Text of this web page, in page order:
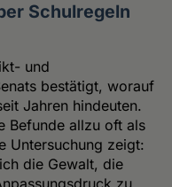
Schulregeln
und
bestätigt, worauf
Jahren hindeuten.
Befunde allzu oft als
Untersuchung zeigt:
die Gewalt, die